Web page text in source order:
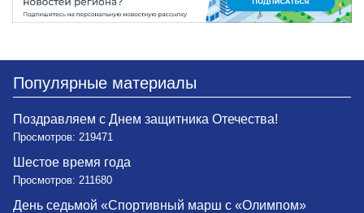
Популярные материалы
Поздравляем с Днем защитника Отечества!
Просмотров: 219471
Шестое время года
Просмотров: 211680
День седьмой «Спортивный марш с «Олимпом»